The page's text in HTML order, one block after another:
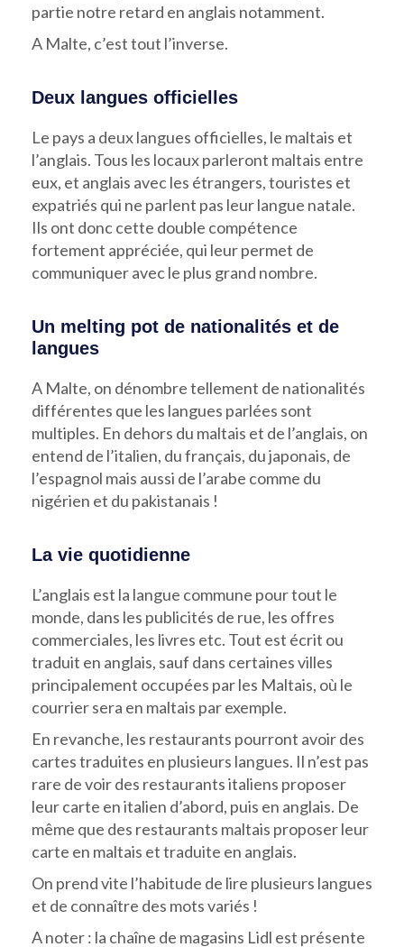
partie notre retard en anglais notamment.
A Malte, c’est tout l’inverse.
Deux langues officielles
Le pays a deux langues officielles, le maltais et
l’anglais. Tous les locaux parleront maltais entre
eux, et anglais avec les étrangers, touristes et
expatriés qui ne parlent pas leur langue natale.
Ils ont donc cette double compétence
fortement appréciée, qui leur permet de
communiquer avec le plus grand nombre.
Un melting pot de nationalités et de
langues
A Malte, on dénombre tellement de nationalités
différentes que les langues parlées sont
multiples. En dehors du maltais et de l’anglais, on
entend de l’italien, du français, du japonais, de
l’espagnol mais aussi de l’arabe comme du
nigérien et du pakistanais !
La vie quotidienne
L’anglais est la langue commune pour tout le
monde, dans les publicités de rue, les offres
commerciales, les livres etc. Tout est écrit ou
traduit en anglais, sauf dans certaines villes
principalement occupées par les Maltais, où le
courrier sera en maltais par exemple.
En revanche, les restaurants pourront avoir des
cartes traduites en plusieurs langues. Il n’est pas
rare de voir des restaurants italiens proposer
leur carte en italien d’abord, puis en anglais. De
même que des restaurants maltais proposer leur
carte en maltais et traduite en anglais.
On prend vite l’habitude de lire plusieurs langues
et de connaître des mots variés !
A noter : la chaîne de magasins Lidl est présente